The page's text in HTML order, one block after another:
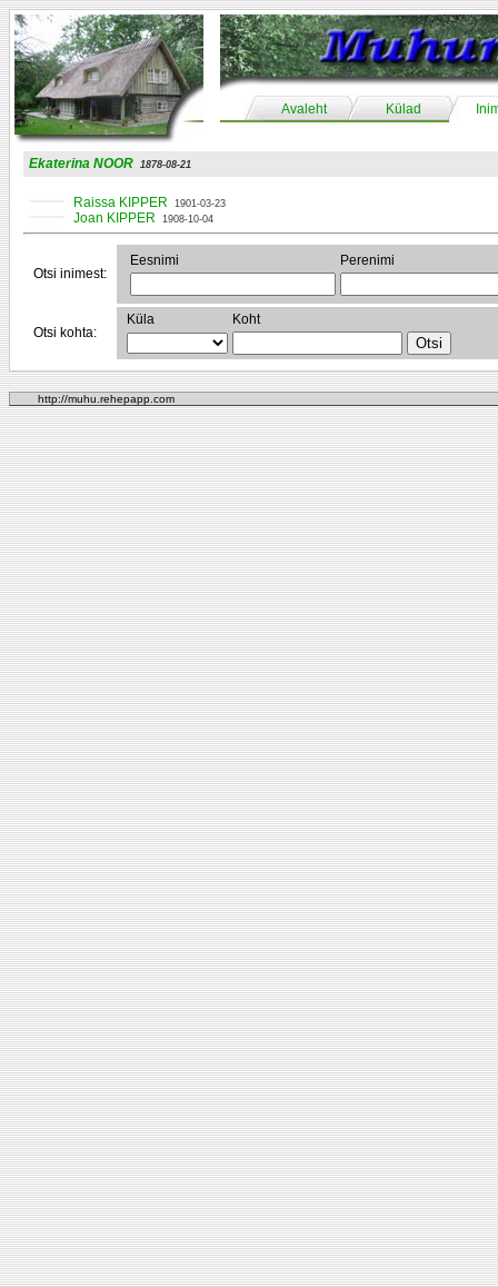
Avaleht Külad
Ekaterina NOOR 1878-08-21
Raissa KIPPER 1901-03-23
Joan KIPPER 1908-10-04
Otsi inimest:
Eesnimi Perenimi
Otsi kohta:
Küla Koht
http://muhu.rehepapp.com